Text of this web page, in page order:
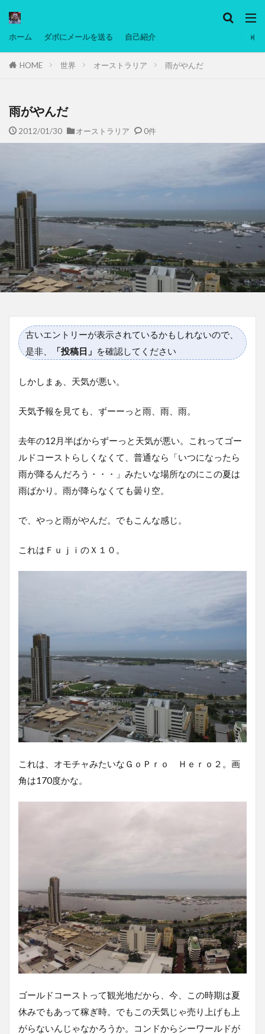
ホーム ダボにメールを送る 自己紹介
HOME 世界 オーストラリア 雨がやんだ
雨がやんだ
2012/01/30 オーストラリア 0件
古いエントリーが表示されているかもしれないので、
是非、
「投稿日」 を確認してください
しかしまぁ、天気が悪い。
天気予報を見ても、ずーーっと雨、雨、雨。
去年の12月半ばからずーっと天気が悪い。これってゴー
ルドコーストらしくなくて、普通なら「いつになったら
雨が降るんだろう・・・」みたいな場所なのにこの夏は
雨ばかり。雨が降らなくても曇り空。
で、やっと雨がやんだ。でもこんな感じ。
これはＦｕｊｉのＸ１０。
これは、オモチャみたいなＧｏＰｒｏ Ｈｅｒｏ２。画
角は170度かな。
ゴールドコーストって観光地だから、今、この時期は夏
休みでもあって稼ぎ時。でもこの天気じゃ売り上げも上
がらないんじゃなかろうか。コンドからシーワールドが
タグ
マレーシア動画
備忘録
動画 日本人村社会 脱水シート